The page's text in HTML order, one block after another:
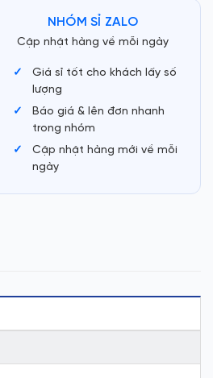
NHÓM SỈ ZALO
Cập nhật hàng về mỗi ngày
Giá sỉ tốt cho khách lấy số
lượng
Báo giá & lên đơn nhanh
trong nhóm
Cập nhật hàng mới về mỗi
ngày